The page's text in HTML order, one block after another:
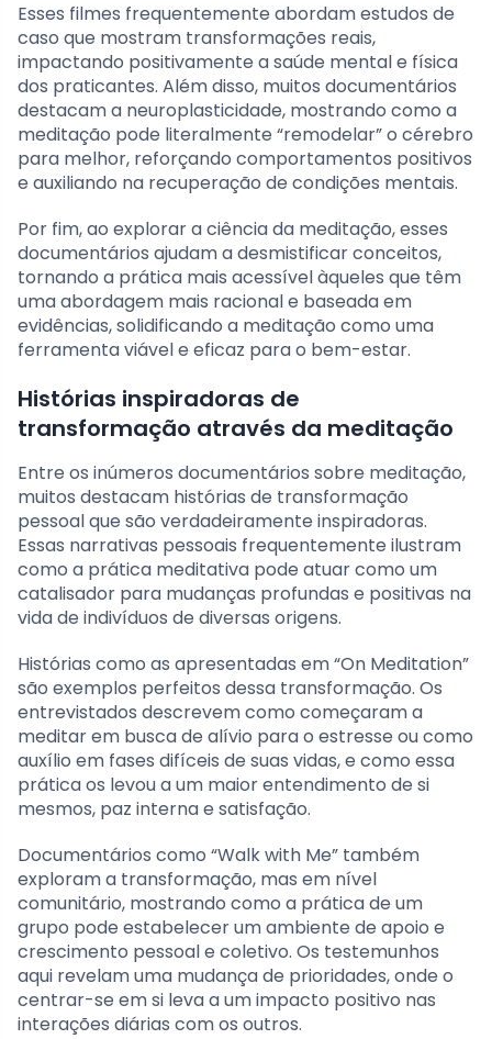
Esses filmes frequentemente abordam estudos de
caso que mostram transformações reais,
impactando positivamente a saúde mental e física
dos praticantes. Além disso, muitos documentários
destacam a neuroplasticidade, mostrando como a
meditação pode literalmente “remodelar” o cérebro
para melhor, reforçando comportamentos positivos
e auxiliando na recuperação de condições mentais.
Por fim, ao explorar a ciência da meditação, esses
documentários ajudam a desmistificar conceitos,
tornando a prática mais acessível àqueles que têm
uma abordagem mais racional e baseada em
evidências, solidificando a meditação como uma
ferramenta viável e eficaz para o bem-estar.
Histórias inspiradoras de
transformação através da meditação
Entre os inúmeros documentários sobre meditação,
muitos destacam histórias de transformação
pessoal que são verdadeiramente inspiradoras.
Essas narrativas pessoais frequentemente ilustram
como a prática meditativa pode atuar como um
catalisador para mudanças profundas e positivas na
vida de indivíduos de diversas origens.
Histórias como as apresentadas em “On Meditation”
são exemplos perfeitos dessa transformação. Os
entrevistados descrevem como começaram a
meditar em busca de alívio para o estresse ou como
auxílio em fases difíceis de suas vidas, e como essa
prática os levou a um maior entendimento de si
mesmos, paz interna e satisfação.
Documentários como “Walk with Me” também
exploram a transformação, mas em nível
comunitário, mostrando como a prática de um
grupo pode estabelecer um ambiente de apoio e
crescimento pessoal e coletivo. Os testemunhos
aqui revelam uma mudança de prioridades, onde o
centrar-se em si leva a um impacto positivo nas
interações diárias com os outros.